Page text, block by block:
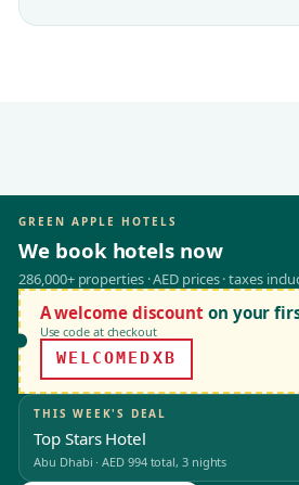
GREEN APPLE HOTELS
We book hotels now
286,000+ properties · AED prices · taxes
A welcome discount on your
Use code at checkout
WELCOMEDXB
THIS WEEK'S DEAL
Top Stars Hotel
Abu Dhabi ·AED 994total, 3 nights